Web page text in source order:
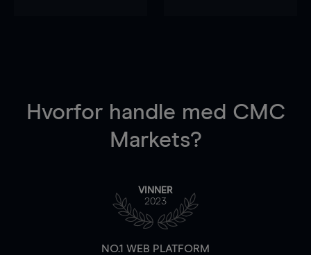
Hvorfor handle med CMC
Markets?
VINNER
2023
NO.1 WEB PLATFORM